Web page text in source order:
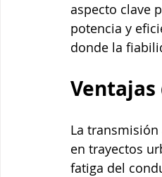
aspecto clave
potencia y
donde la
La
en trayectos
fatiga del